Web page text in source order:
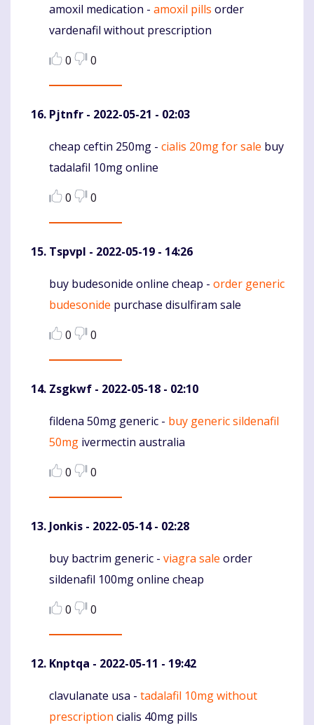
Komentaras
amoxil medication - amoxil pills order
vardenafil without prescription
0
0
Pjtnfr - 2022-05-21 - 02:03
Komentaras
cheap ceftin 250mg - cialis 20mg for sale buy
tadalafil 10mg online
0
0
Tspvpl - 2022-05-19 - 14:26
Komentaras
buy budesonide online cheap - order generic
budesonide purchase disulfiram sale
0
0
Zsgkwf - 2022-05-18 - 02:10
Komentaras
fildena 50mg generic - buy generic sildenafil
50mg ivermectin australia
0
0
Jonkis - 2022-05-14 - 02:28
Komentaras
buy bactrim generic - viagra sale order
sildenafil 100mg online cheap
0
0
Knptqa - 2022-05-11 - 19:42
Komentaras
clavulanate usa - tadalafil 10mg without
prescription cialis 40mg pills